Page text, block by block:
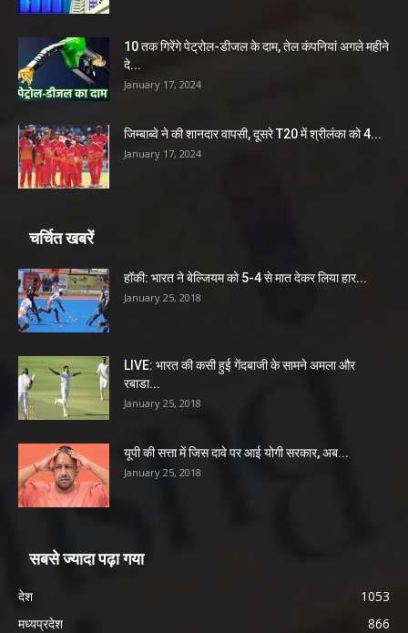
10 तक गिरेंगे पेट्रोल-डीजल के दाम, तेल कंपनियां अगले महीने
दे...
January 17, 2024
जिम्बाब्वे ने की शानदार वापसी, दूसरे T20 में श्रीलंका को 4...
January 17, 2024
चर्चित खबरें
हॉकी: भारत ने बेल्जियम को 5-4 से मात देकर लिया हार...
January 25, 2018
LIVE: भारत की कसी हुई गेंदबाजी के सामने अमला और
रबाडा...
January 25, 2018
यूपी की सत्ता में जिस दावे पर आई योगी सरकार, अब...
January 25, 2018
सबसे ज्यादा पढ़ा गया
देश
1053
मध्यप्रदेश
866